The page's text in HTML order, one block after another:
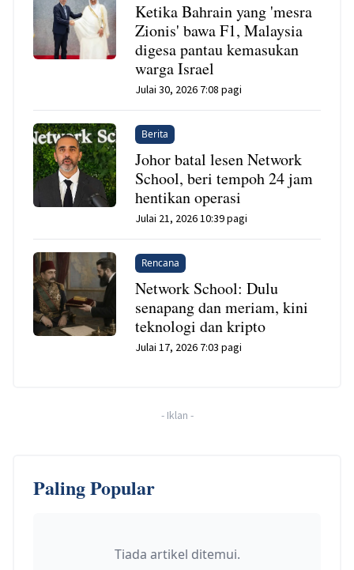
Ketika Bahrain yang 'mesra
Zionis' bawa F1, Malaysia
digesa pantau kemasukan
warga Israel
Julai 30, 2026 7:08 pagi
Berita
Johor batal lesen Network
School, beri tempoh 24 jam
hentikan operasi
Julai 21, 2026 10:39 pagi
Rencana
Network School: Dulu
senapang dan meriam, kini
teknologi dan kripto
Julai 17, 2026 7:03 pagi
- Iklan -
Paling Popular
Tiada artikel ditemui.